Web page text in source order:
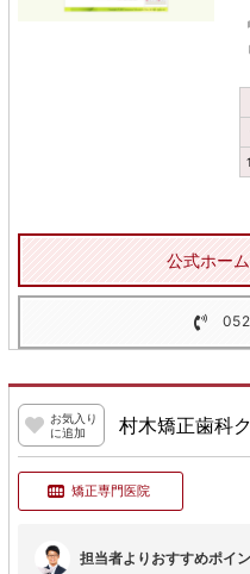
公式ホー
お気入り
に追加
村木矯正歯科
矯正専門医院
担当者よりおすすめポイ